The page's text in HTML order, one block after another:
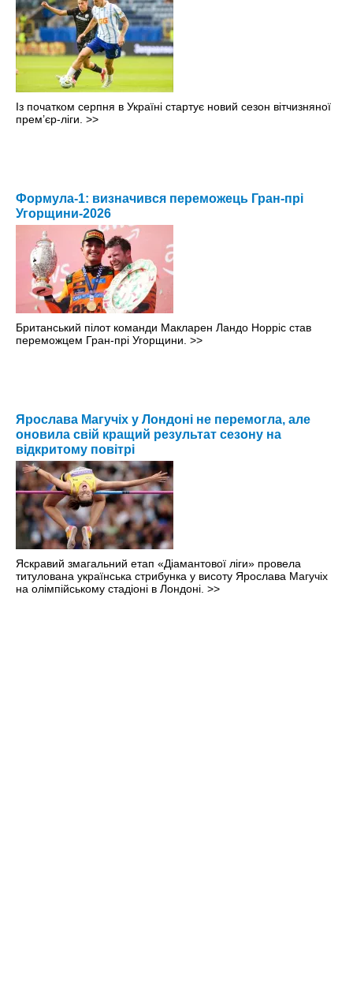
Із початком серпня в Україні стартує новий сезон вітчизняної
прем’єр-ліги. >>
Формула-1: визначився переможець Гран-прі
Угорщини-2026
Британський пілот команди Макларен Ландо Норріс став
переможцем Гран-прі Угорщини. >>
Ярослава Магучіх у Лондоні не перемогла, але
оновила свій кращий результат сезону на
відкритому повітрі
Яскравий змагальний етап «Діамантової ліги» провела
титулована українська стрибунка у висоту Ярослава Магучіх
на олімпійському стадіоні в Лондоні. >>